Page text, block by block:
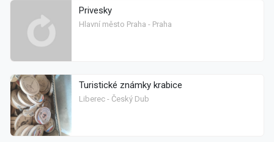
Privesky
Hlavní město Praha - Praha
Turistické známky krabice
Liberec - Český Dub